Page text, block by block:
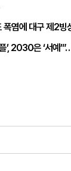
염에 대구 제2빙
2030은 ‘서예